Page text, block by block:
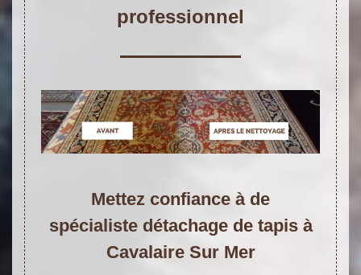
professionnel
Mettez confiance à de
spécialiste détachage de tapis à
Cavalaire Sur Mer